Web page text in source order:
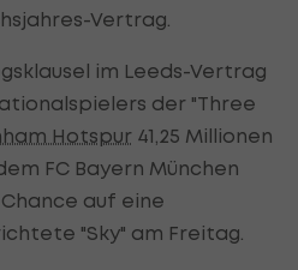
Vertrag.
im Leeds-Vertrag
der "Three
Hotspur 41,25 Millionen
FC Bayern München
auf eine
"Sky" am Freitag.